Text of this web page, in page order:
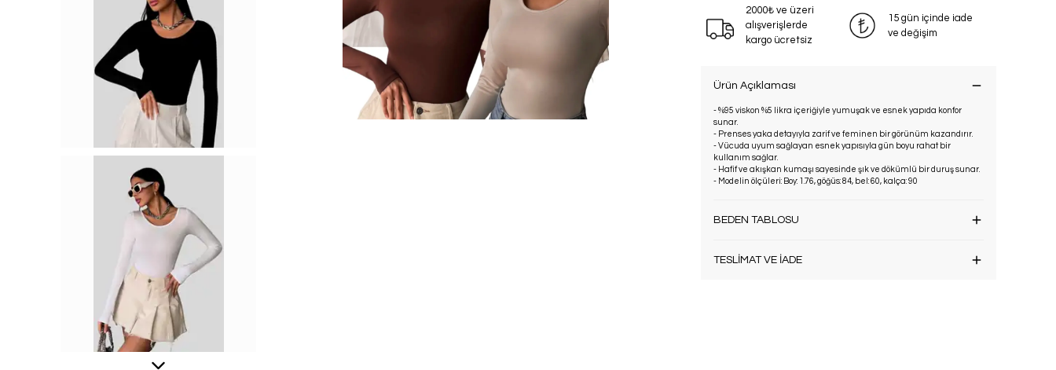
2000₺ ve üzeri
alışverişlerde
kargo ücretsiz
15 gün içinde iade
ve değişim
Ürün Açıklaması
- %95 viskon %5 likra içeriğiyle yumuşak ve esnek yapıda konfor
sunar.
- Prenses yaka detayıyla zarif ve feminen bir görünüm kazandırır.
- Vücuda uyum sağlayan esnek yapısıyla gün boyu rahat bir
kullanım sağlar.
- Hafif ve akışkan kumaşı sayesinde şık ve dökümlü bir duruş sunar.
- Modelin ölçüleri: Boy: 1.76, göğüs: 84, bel: 60, kalça: 90
BEDEN TABLOSU
TESLİMAT VE İADE